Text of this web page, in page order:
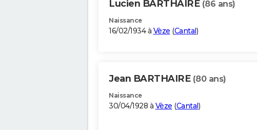
Lucien BARTHAIRE (86 ans)
Naissance
16/02/1934 à Vèze (Cantal)
Jean BARTHAIRE (80 ans)
Naissance
30/04/1928 à Vèze (Cantal)